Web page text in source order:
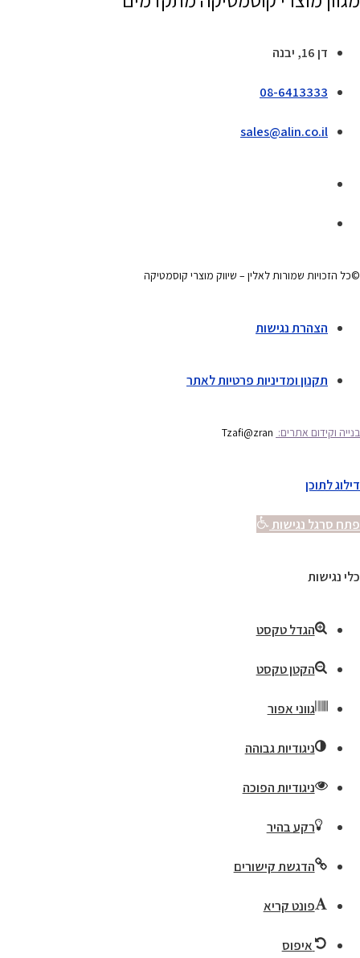
דן 16, יבנה
08-6413333
sales@alin.co.il
©כל הזכויות שמורות לאלין – שיווק מוצרי קוסמטיקה
הצהרת נגישות
תקנון ומדיניות פרטיות לאתר
בנייה וקידום אתרים: Tzafi@zran
דילוג לתוכן
פתח סרגל נגישות
כלי נגישות
הגדל טקסט
הקטן טקסט
גווני אפור
ניגודיות גבוהה
ניגודיות הפוכה
רקע בהיר
הדגשת קישורים
פונט קריא
איפוס